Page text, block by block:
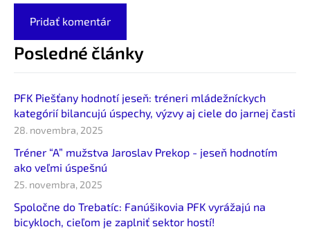
Posledné články
PFK Piešťany hodnotí jeseň: tréneri mládežníckych
kategórií bilancujú úspechy, výzvy aj ciele do jarnej časti
28. novembra, 2025
Tréner “A” mužstva Jaroslav Prekop - jeseň hodnotím
ako veľmi úspešnú
25. novembra, 2025
Spoločne do Trebatíc: Fanúšikovia PFK vyrážajú na
bicykloch, cieľom je zaplniť sektor hostí!